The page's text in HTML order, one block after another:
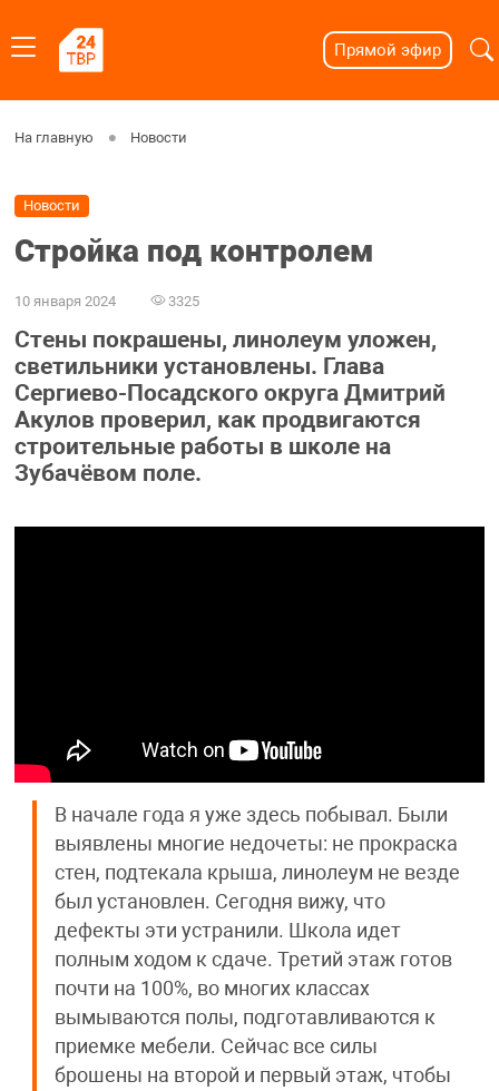
Прямой эфир
На главную Новости
Новости
Стройка под контролем
10 января 2024 3325
Стены покрашены, линолеум уложен,
светильники установлены. Глава
Сергиево-Посадского округа Дмитрий
Акулов проверил, как продвигаются
строительные работы в школе на
Зубачёвом поле.
В начале года я уже здесь побывал. Были
выявлены многие недочеты: не прокраска
стен, подтекала крыша, линолеум не везде
был установлен. Сегодня вижу, что
дефекты эти устранили. Школа идет
полным ходом к сдаче. Третий этаж готов
почти на 100%, во многих классах
вымываются полы, подготавливаются к
приемке мебели. Сейчас все силы
брошены на второй и первый этаж, чтобы